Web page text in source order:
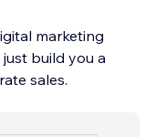
marketing
build you a
sales.